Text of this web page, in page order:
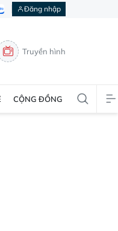
Đăng nhập
Truyền hình
CỘNG ĐỒNG